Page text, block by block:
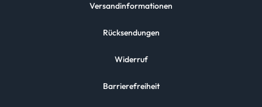
Versandinformationen
Rücksendungen
Widerruf
Barrierefreiheit